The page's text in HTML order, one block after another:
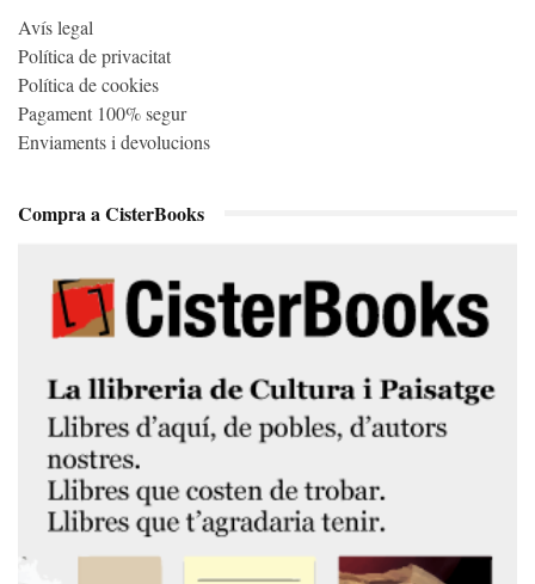
Avís legal
Política de privacitat
Política de cookies
Pagament 100% segur
Enviaments i devolucions
Compra a CisterBooks